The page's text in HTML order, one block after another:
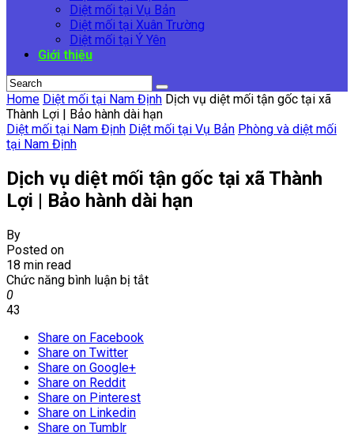
Diệt mối tại Vụ Bản
Diệt mối tại Xuân Trường
Diệt mối tại Ý Yên
Giới thiệu
Home Diệt mối tại Nam Định Dịch vụ diệt mối tận gốc tại xã
Thành Lợi | Bảo hành dài hạn
Diệt mối tại Nam Định Diệt mối tại Vụ Bản Phòng và diệt mối
tại Nam Định
Dịch vụ diệt mối tận gốc tại xã Thành
Lợi | Bảo hành dài hạn
By
Posted on
18 min read
Chức năng bình luận bị tắtở
0
43
Share on Facebook
Share on Twitter
Share on Google+
Share on Reddit
Share on Pinterest
Share on Linkedin
Share on Tumblr